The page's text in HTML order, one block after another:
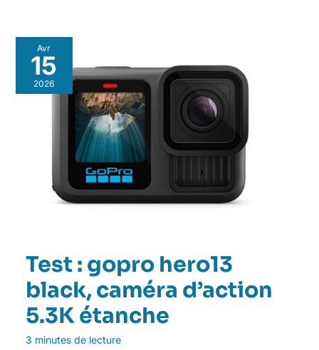
Avr
15
2026
Test : gopro hero13
black, caméra d’action
5.3K étanche
3 minutes de lecture